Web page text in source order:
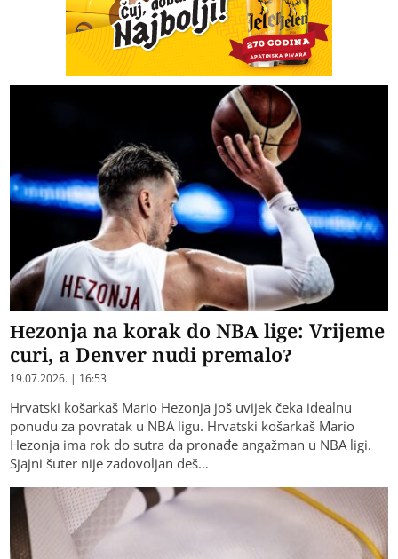
Hezonja na korak do NBA lige: Vrijeme
curi, a Denver nudi premalo?
19.07.2026. | 16:53
Hrvatski košarkaš Mario Hezonja još uvijek čeka idealnu
ponudu za povratak u NBA ligu. Hrvatski košarkaš Mario
Hezonja ima rok do sutra da pronađe angažman u NBA ligi.
Sjajni šuter nije zadovoljan deš…